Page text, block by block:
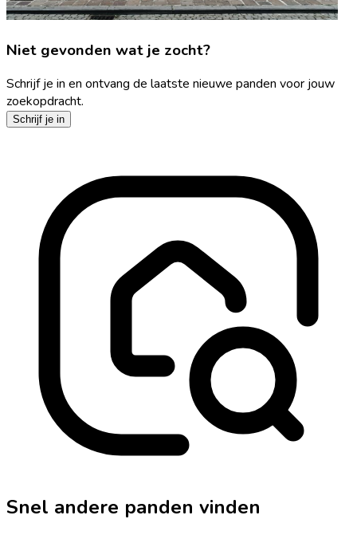
Niet gevonden wat je zocht?
Schrijf je in en ontvang de laatste nieuwe panden voor jouw
zoekopdracht.
Schrijf je in
Snel andere panden vinden